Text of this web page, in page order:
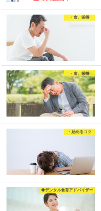
・食、栄養
・食、栄養
・始めるコツ
◆デンタル食育アドバイザー